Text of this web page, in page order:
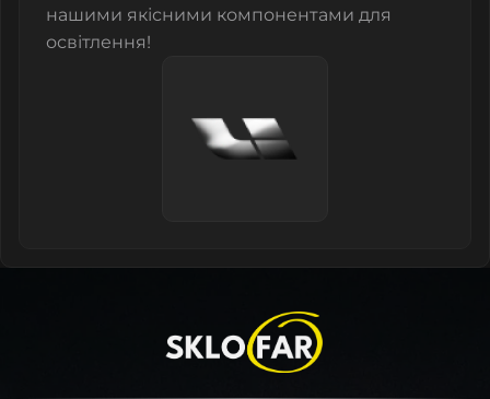
нашими якісними компонентами для
освітлення!